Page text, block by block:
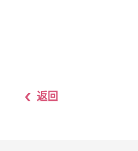
返回